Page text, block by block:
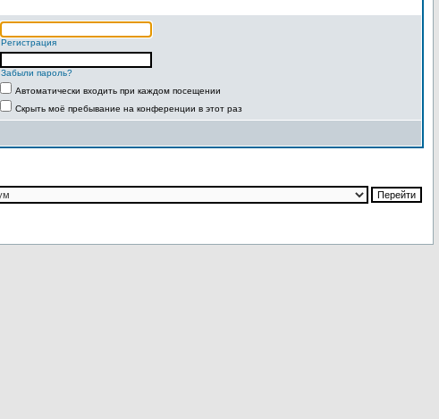
Регистрация
Забыли пароль?
Автоматически входить при каждом посещении
Скрыть моё пребывание на конференции в этот раз